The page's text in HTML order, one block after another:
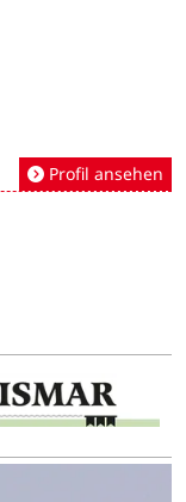
Profil ansehen